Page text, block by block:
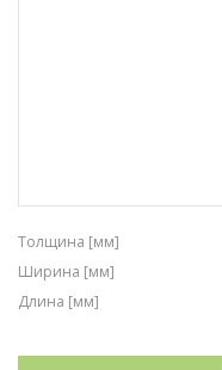
Толщина [мм]
Ширина [мм]
Длина [мм]